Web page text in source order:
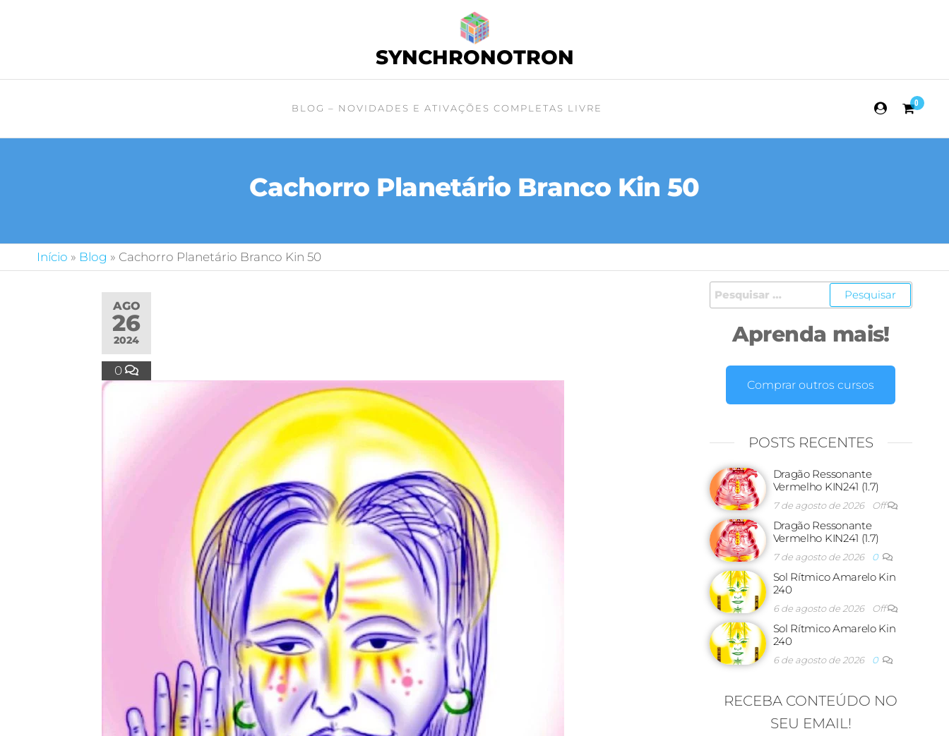
SYNCHRONOTRON
0
BLOG – NOVIDADES E ATIVAÇÕES COMPLETAS LIVRE
Cachorro Planetário Branco Kin 50
Início » Blog » Cachorro Planetário Branco Kin 50
AGO
26
2024
0
Aprenda mais!
Comprar outros cursos
POSTS RECENTES
Dragão Ressonante
Vermelho KIN241 (1.7)
7 de agosto de 2026 Off
Dragão Ressonante
Vermelho KIN241 (1.7)
7 de agosto de 2026 0
Sol Rítmico Amarelo Kin
240
6 de agosto de 2026 Off
Sol Rítmico Amarelo Kin
240
6 de agosto de 2026 0
RECEBA CONTEÚDO NO
SEU EMAIL!